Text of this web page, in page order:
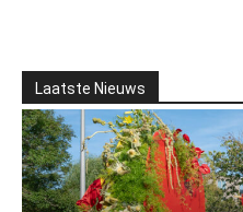
Laatste Nieuws